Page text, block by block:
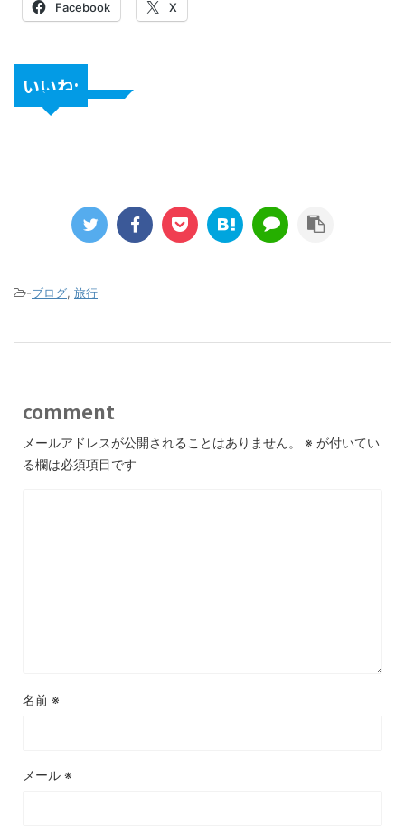
Facebook X
いいね:
-ブログ, 旅行
comment
メールアドレスが公開されることはありません。 ※ が付いてい
る欄は必須項目です
名前 ※
メール ※